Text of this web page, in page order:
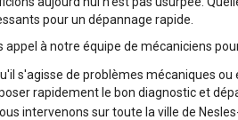
pour un dépannage rapide.
appel à notre équipe de mécaniciens
s'agisse de problèmes mécaniques
rapidement le bon diagnostic et
intervenons sur toute la ville de